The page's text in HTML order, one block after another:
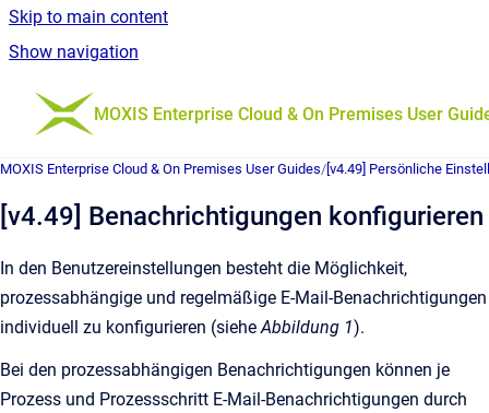
Skip to main content
Show navigation
Go to homepage
MOXIS Enterprise Cloud & On Premises User
MOXIS Enterprise Cloud & On Premises User Guides/ [v4.49] Persönliche
[v4.49] Benachrichtigungen konfigurieren
In den Benutzereinstellungen besteht die Möglichkeit,
prozessabhängige und regelmäßige E-Mail-Benachrichtigungen
individuell zu konfigurieren (sieheAbbildung 1).
Bei den prozessabhängigen Benachrichtigungen können je
Prozess und Prozessschritt E-Mail-Benachrichtigungen durch